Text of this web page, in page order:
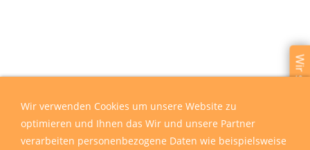
Wir sind für Sie da
Wir verwenden Cookies um unsere Website zu
optimieren und Ihnen das Wir und unsere Partner
verarbeiten personenbezogene Daten wie beispielsweise